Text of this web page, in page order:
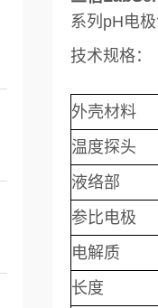
系列pH电
技术规格：
外壳材料
温度探头
液络部
参比电极
电解质
长度